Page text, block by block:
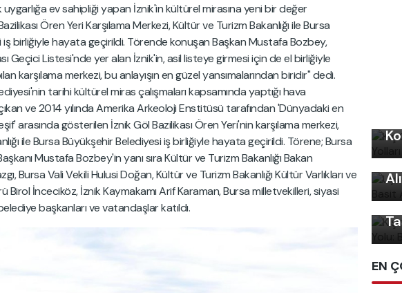
ev sahipliği yapan İznik'in kültürel mirasına yeni bir değer
Ören Yeri Karşılama Merkezi, Kültür ve Turizm Bakanlığı ile Bursa
iş birliğiyle hayata geçirildi. Törende konuşan Başkan Mustafa Bozbey,
Geçici Listesi'nde yer alan İznik'in, asil listeye girmesi için de el birliğiyle
karşılama merkezi, bu anlayışın en güzel yansımalarından biridir" dedi.
tarihi kültürel miras çalışmaları kapsamında yaptığı hava
ve 2014 yılında Amerika Arkeoloji Enstitüsü tarafından 'Dünyadaki en
arasında gösterilen İznik Göl Bazilikası Ören Yeri'nin karşılama merkezi,
ile Bursa Büyükşehir Belediyesi iş birliğiyle hayata geçirildi. Törene; Bursa
Mustafa Bozbey'in yanı sıra Kültür ve Turizm Bakanlığı Bakan
Bursa Vali Vekili Hulusi Doğan, Kültür ve Turizm Bakanlığı Kültür Varlıkları ve
Birol İnceciköz, İznik Kaymakamı Arif Karaman, Bursa milletvekilleri, siyasi
başkanları ve vatandaşlar katıldı.
EN